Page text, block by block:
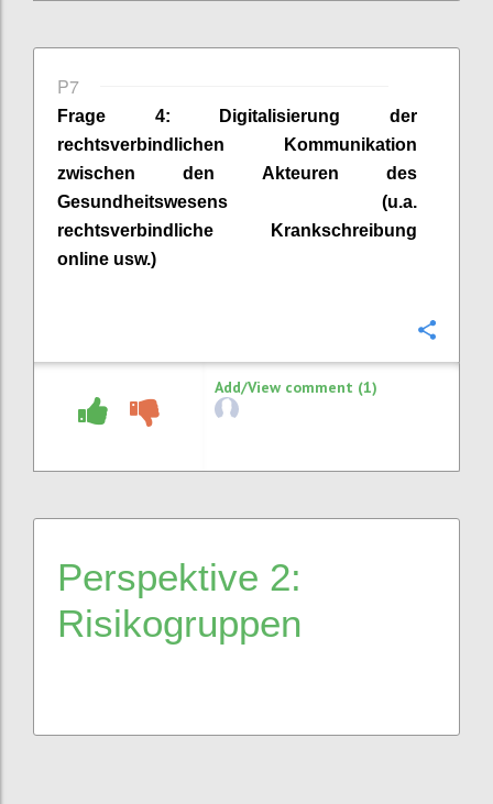
P7
Frage 4:
Digitalisierung der
rechtsverbindlichen Kommunikation
zwischen den Akteuren des
Gesundheitswesens (u.a.
rechtsverbindliche Krankschreibung
online usw.)
Add/View comment (1)
Perspektive 2:
Risikogruppen